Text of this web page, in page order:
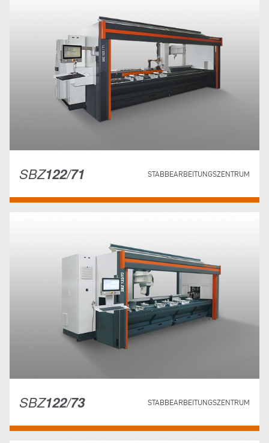
SBZ122/71 STABBEARBEITUNGSZENTRUM
SBZ122/73 STABBEARBEITUNGSZENTRUM